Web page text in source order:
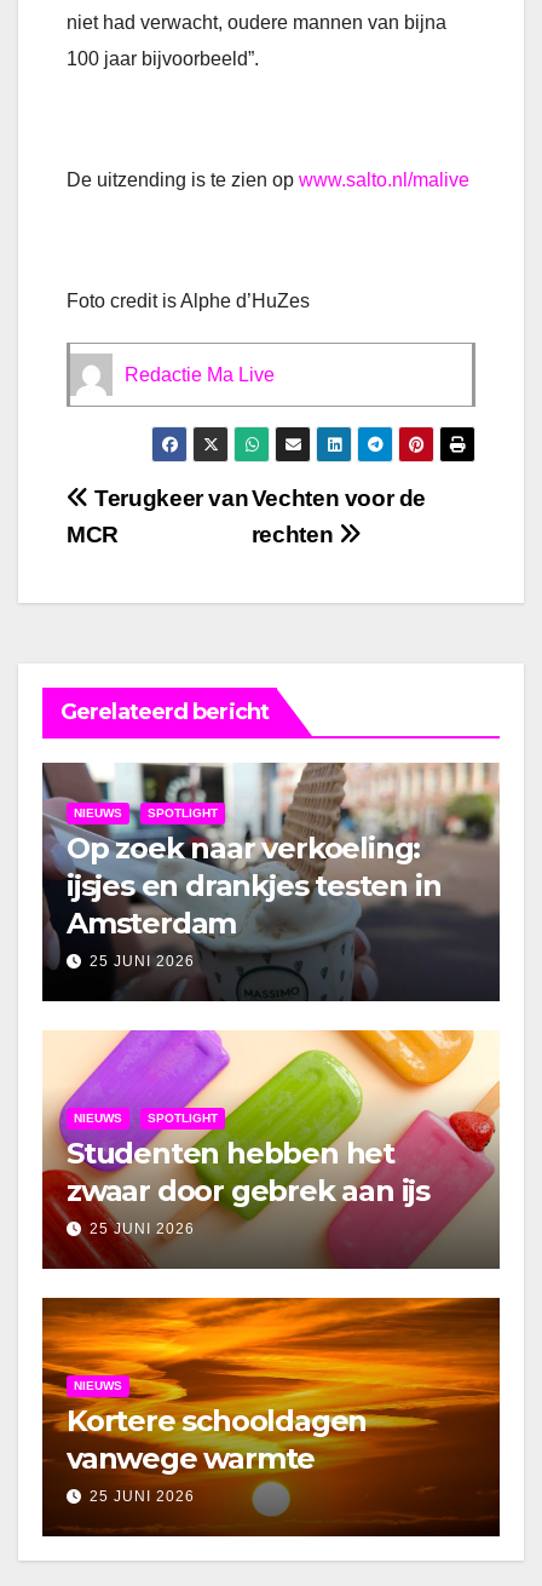
niet had verwacht, oudere mannen van bijna
100 jaar bijvoorbeeld”.
De uitzending is te zien op www.salto.nl/malive
Foto credit is Alphe d’HuZes
Redactie Ma Live
Bericht
navigatie
Vechten voor de
rechten
Terugkeer van
MCR
Gerelateerd bericht
NIEUWS SPOTLIGHT
Op zoek naar verkoeling:
ijsjes en drankjes testen in
Amsterdam
25 JUNI 2026
NIEUWS SPOTLIGHT
Studenten hebben het
zwaar door gebrek aan ijs
25 JUNI 2026
NIEUWS
Kortere schooldagen
vanwege warmte
25 JUNI 2026